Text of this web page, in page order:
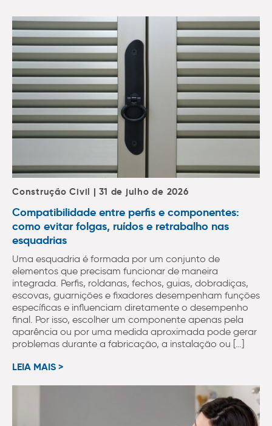
Construção Civil | 31 de julho de 2026
Compatibilidade entre perfis e componentes:
como evitar folgas, ruídos e retrabalho nas
esquadrias
Uma esquadria é formada por um conjunto de
elementos que precisam funcionar de maneira
integrada. Perfis, roldanas, fechos, guias, dobradiças,
escovas, guarnições e fixadores desempenham funções
específicas e influenciam diretamente o desempenho
final. Por isso, escolher um componente apenas pela
aparência ou por uma medida aproximada pode gerar
problemas durante a fabricação, a instalação ou […]
LEIA MAIS >